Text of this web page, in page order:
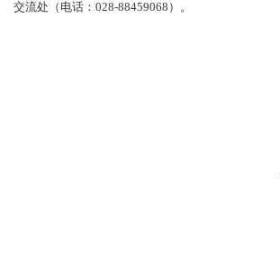
交流处（电话： 028-88459068 ）。